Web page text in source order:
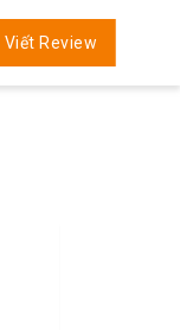
Viết Review